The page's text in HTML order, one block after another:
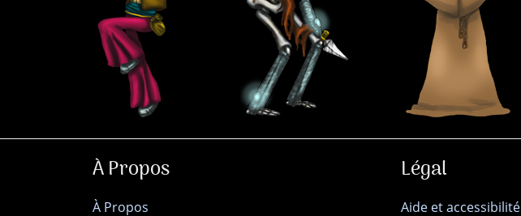
À Propos
À Propos
Légal
Aide et accessibilité